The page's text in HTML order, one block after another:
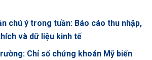
chú ý trong tuần: Báo cáo thu nhập,
và dữ liệu kinh tế
Chỉ số chứng khoán Mỹ biến